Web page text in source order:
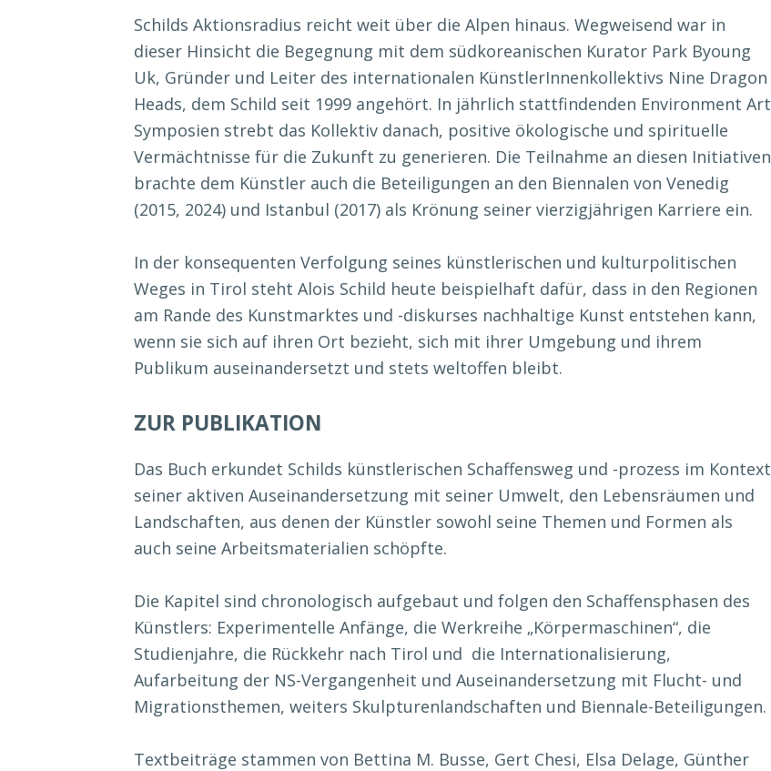
Schilds Aktionsradius reicht weit über die Alpen hinaus. Wegweisend war in
dieser Hinsicht die Begegnung mit dem südkoreanischen Kurator Park Byoung
Uk, Gründer und Leiter des internationalen KünstlerInnenkollektivs Nine Dragon
Heads, dem Schild seit 1999 angehört. In jährlich stattfindenden Environment Art
Symposien strebt das Kollektiv danach, positive ökologische und spirituelle
Vermächtnisse für die Zukunft zu generieren. Die Teilnahme an diesen Initiativen
brachte dem Künstler auch die Beteiligungen an den Biennalen von Venedig
(2015, 2024) und Istanbul (2017) als Krönung seiner vierzigjährigen Karriere ein.
In der konsequenten Verfolgung seines künstlerischen und kulturpolitischen
Weges in Tirol steht Alois Schild heute beispielhaft dafür, dass in den Regionen
am Rande des Kunstmarktes und -diskurses nachhaltige Kunst entstehen kann,
wenn sie sich auf ihren Ort bezieht, sich mit ihrer Umgebung und ihrem
Publikum auseinandersetzt und stets weltoffen bleibt.
ZUR PUBLIKATION
Das Buch erkundet Schilds künstlerischen Schaffensweg und -prozess im Kontext
seiner aktiven Auseinandersetzung mit seiner Umwelt, den Lebensräumen und
Landschaften, aus denen der Künstler sowohl seine Themen und Formen als
auch seine Arbeitsmaterialien schöpfte.
Die Kapitel sind chronologisch aufgebaut und folgen den Schaffensphasen des
Künstlers: Experimentelle Anfänge, die Werkreihe „Körpermaschinen“, die
Studienjahre, die Rückkehr nach Tirol und die Internationalisierung,
Aufarbeitung der NS-Vergangenheit und Auseinandersetzung mit Flucht- und
Migrationsthemen, weiters Skulpturenlandschaften und Biennale-Beteiligungen.
Textbeiträge stammen von Bettina M. Busse, Gert Chesi, Elsa Delage, Günther